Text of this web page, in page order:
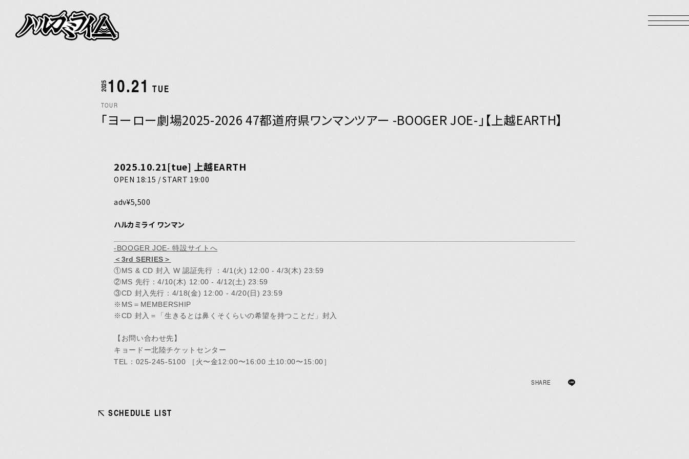
NEWS
BIOGRAPHY
VIDEO
GOODS
YouTube LINE MUSIC Apple Music
MEMBERS’ NEWS
メキ麺記ギルティ
2025 10.21 TUE
TOUR
「ヨーロー劇場2025-2026 47都道府県ワンマンツアー -BOOGER JOE-」【上越EARTH】
2025.10.21[tue] 上越EARTH
OPEN 18:15 / START 19:00
adv¥5,500
ハルカミライ ワンマン
-BOOGER JOE- 特設サイトへ
＜3rd SERIES＞
①MS & CD 封入 W 認証先行 ：4/1(火) 12:00 - 4/3(木) 23:59
②MS 先行：4/10(木) 12:00 - 4/12(土) 23:59
③CD 封入先行：4/18(金) 12:00 - 4/20(日) 23:59
※MS＝MEMBERSHIP
※CD 封入＝「生きるとは鼻くそくらいの希望を持つことだ」封入
【お問い合わせ先】
キョードー北陸チケットセンター
TEL：025-245-5100 ［火〜金12:00〜16:00 土10:00〜15:00］
SHARE
SCHEDULE LIST